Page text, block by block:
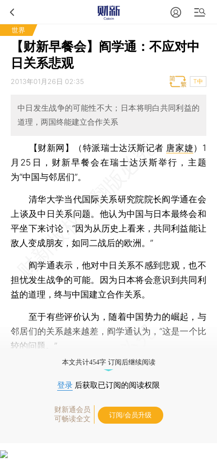
世界
【财新早餐会】阎学通：不应对中
日关系悲观
2013年01月26日 02:35 T中
中日发生战争的可能性不大；日本将明白共同利益的
道理，两国终能建立合作关系
【财新网】（特派瑞士达沃斯记者 唐家婕） 1
月25日，财新早餐会在瑞士达沃斯举行，主题
为“中国与邻居们”。
清华大学当代国际关系研究院院长阎学通在会
上谈及中日关系问题。他认为中国与日本最终会和
平坐下来讨论，“因为从历史上看来，共同利益能让
敌人变成朋友，如同二战后的欧洲。”
阎学通表示，他对中日关系不感到悲观，也不
担忧发生战争的可能。因为日本将会意识到共同利
益的道理，终与中国建立合作关系。
至于有些评价认为，随着中国势力的崛起，与
邻居们的关系越来越差，阎学通认为，“这是一个比
较的问题。”
本文共计454字 订阅后继续阅读
登录 后获取已订阅的阅读权限
财新通会员
可畅读全文
订阅/会员升级